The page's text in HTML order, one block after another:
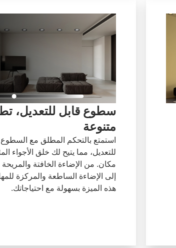
سطوع قابل للتعديل،
متنوعة
استمتع بالتحكم المطلق مع السطوع
للتعديل، مما يتيح لك خلق الأجواء
مكان. من الإضاءة الخافتة والمريحة
إلى الإضاءة الساطعة والمركزة
هذه الميزة بسهولة مع احتياجاتك.